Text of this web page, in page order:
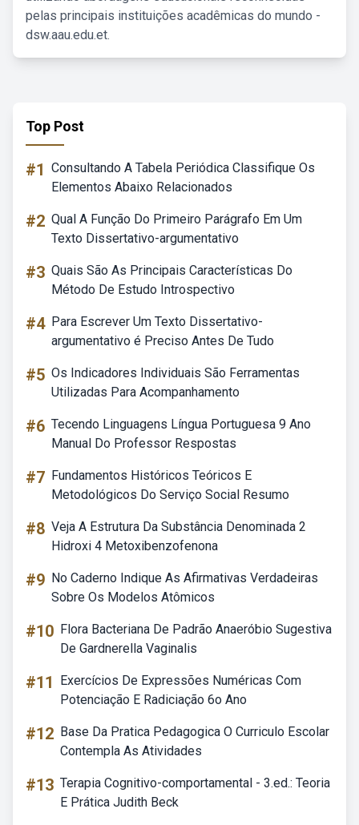
pelas principais instituições acadêmicas do mundo -
dsw.aau.edu.et.
Top Post
#1 Consultando A Tabela Periódica Classifique Os
Elementos Abaixo Relacionados
#2 Qual A Função Do Primeiro Parágrafo Em Um
Texto Dissertativo-argumentativo
#3 Quais São As Principais Características Do
Método De Estudo Introspectivo
#4 Para Escrever Um Texto Dissertativo-
argumentativo é Preciso Antes De Tudo
#5 Os Indicadores Individuais São Ferramentas
Utilizadas Para Acompanhamento
#6 Tecendo Linguagens Língua Portuguesa 9 Ano
Manual Do Professor Respostas
#7 Fundamentos Históricos Teóricos E
Metodológicos Do Serviço Social Resumo
#8 Veja A Estrutura Da Substância Denominada 2
Hidroxi 4 Metoxibenzofenona
#9 No Caderno Indique As Afirmativas Verdadeiras
Sobre Os Modelos Atômicos
#10 Flora Bacteriana De Padrão Anaeróbio Sugestiva
De Gardnerella Vaginalis
#11
Exercícios De Expressões Numéricas Com
Potenciação E Radiciação 6o Ano
#12 Base Da Pratica Pedagogica O Curriculo Escolar
Contempla As Atividades
#13 Terapia Cognitivo-comportamental - 3.ed.: Teoria
E Prática Judith Beck